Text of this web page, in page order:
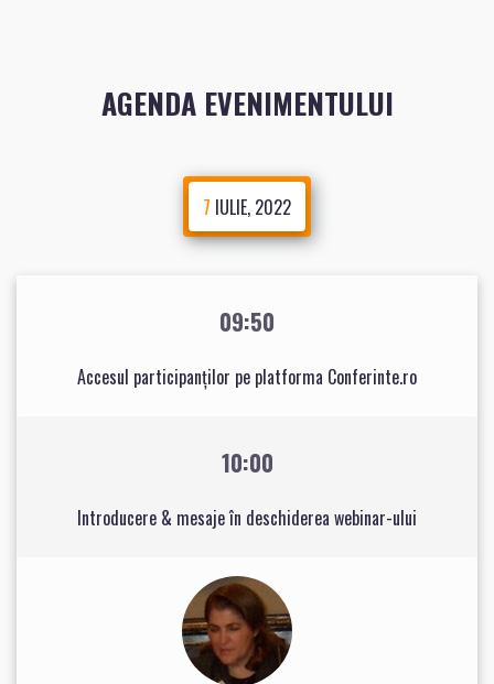
AGENDA EVENIMENTULUI
7 IULIE, 2022
09:50
Accesul participanților pe platforma Conferinte.ro
10:00
Introducere & mesaje în deschiderea webinar-ului